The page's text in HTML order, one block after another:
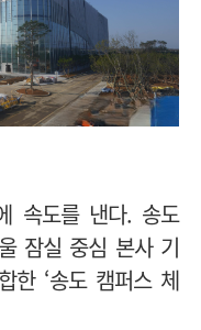
속도를 낸다. 송도
잠실 중심 본사 기
한 ‘송도 캠퍼스 체